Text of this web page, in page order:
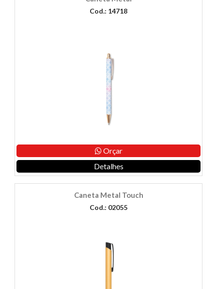
Cod.: 14718
Orçar
Detalhes
Caneta Metal Touch
Cod.: 02055